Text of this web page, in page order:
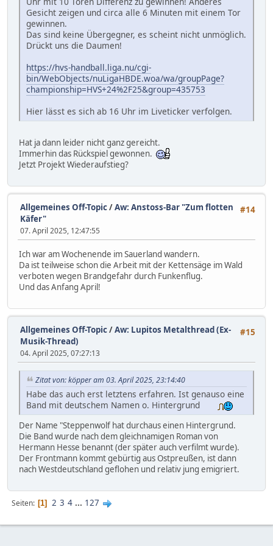
Gesicht zeigen und circa alle 6 Minuten mit einem Tor
gewinnen.
Das sind keine Übergegner, es scheint nicht unmöglich.
Drückt uns die Daumen!
https://hvs-handball.liga.nu/cgi-
bin/WebObjects/nuLigaHBDE.woa/wa/groupPage?
championship=HVS+24%2F25&group=435753
Hier lässt es sich ab 16 Uhr im Liveticker verfolgen.
Hat ja dann leider nicht ganz gereicht.
Immerhin das Rückspiel gewonnen.
Jetzt Projekt Wiederaufstieg?
#14
Allgemeines Off-Topic/Aw: Anstoss-Bar "Zum flotten
Käfer"
07. April 2025, 12:47:55
Ich war am Wochenende im Sauerland wandern.
Da ist teilweise schon die Arbeit mit der Kettensäge im Wald
verboten wegen Brandgefahr durch Funkenflug.
Und das Anfang April!
#15
Allgemeines Off-Topic/Aw: Lupitos Metalthread (Ex-
Musik-Thread)
04. April 2025, 07:27:13
Zitat von: köpper am 03. April 2025, 23:14:40
Habe das auch erst letztens erfahren. Ist genauso eine
Band mit deutschem Namen o. Hintergrund
Der Name "Steppenwolf hat durchaus einen Hintergrund.
Die Band wurde nach dem gleichnamigen Roman von
Hermann Hesse benannt (der später auch verfilmt wurde).
Der Frontmann kommt gebürtig aus Ostpreußen, ist dann
nach Westdeutschland geflohen und relativ jung emigriert.
Seiten 1 2 3 4 ... 127